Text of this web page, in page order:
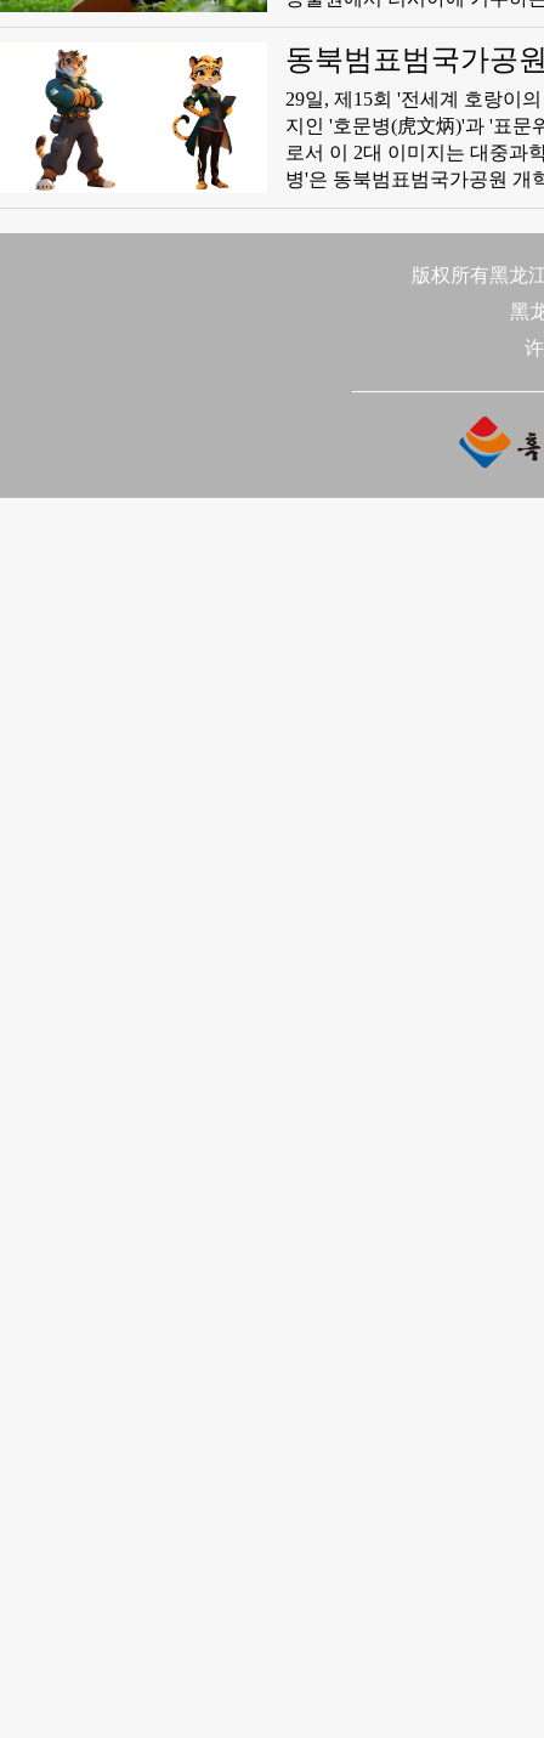
동북범표범국가공
29일, 제15회 '전세계 호랑이
지인 '호문병(虎文炳)'과 '표문
로서 이 2대 이미지는 대중과
병'은 동북범표범국가공원 개
纹)과 반추복장(盘扣服饰)은
로 디자인되여 무전기, 물통
구모니터링보호 작업자의 화
름다움과 실용적인 기능을
채 수시로 생새데터를 기록
版权所有黑龙
黑